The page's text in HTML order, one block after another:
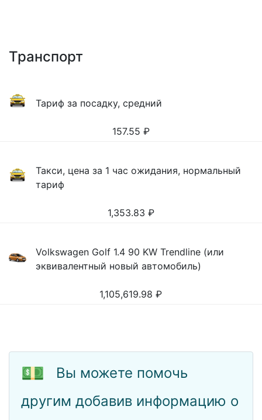
Транспорт
Тариф за посадку, средний
157.55 ₽
Такси, цена за 1 час ожидания, нормальный
тариф
1,353.83 ₽
Volkswagen Golf 1.4 90 KW Trendline (или
эквивалентный новый автомобиль)
1,105,619.98 ₽
💵
Вы можете помочь
другим добавив информацию о